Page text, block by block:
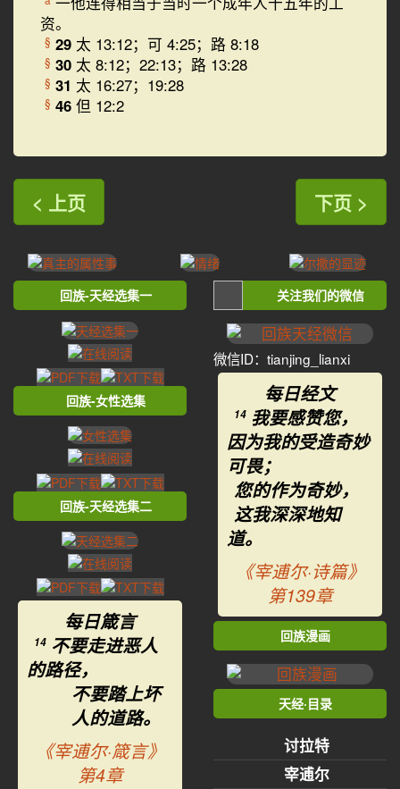
资。
§ 29 太 13:12；可 4:25；路 8:18
§ 30 太 8:12；22:13；路 13:28
§ 31 太 16:27；19:28
§ 46 但 12:2
< 上页 下页 >
回族-天经选集一
回族-女性选集
回族-天经选集二
每日箴言
14 不要走进恶人
的路径，
不要踏上坏
人的道路。
《宰逋尔·箴言》
第4章
关注我们的微信
微信ID：tianjing_lianxi
每日经文
14 我要感赞您，
因为我的受造奇妙
可畏；
您的作为奇妙，
这我深深地知
道。
《宰逋尔·诗篇》
第139章
回族漫画
天经·目录
讨拉特
宰逋尔